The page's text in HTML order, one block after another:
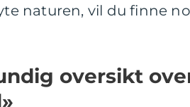
naturen, vil du finne
oversikt